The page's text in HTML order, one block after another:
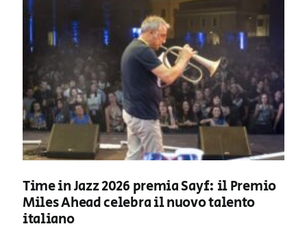
Time in Jazz 2026 premia Sayf: il Premio
Miles Ahead celebra il nuovo talento
italiano